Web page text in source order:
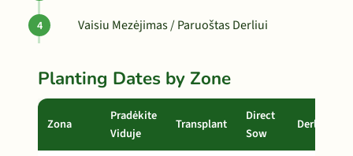
Vaisiu Mezėjimas / Paruoštas Derliui
Planting Dates by Zone
Zona
Pradėkite
Viduje
Transplant
Direct
Sow
Derlius